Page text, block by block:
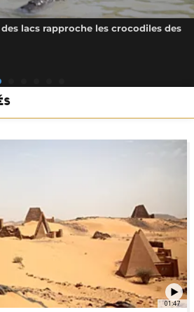
lacs rapproche les crocodiles des
01:47